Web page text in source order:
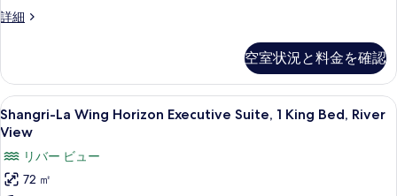
す
て
の
写
真
を
表
2
詳
細
す
て
の
写
真
を
表
詳細
Shangri-
1
King
Bed,
Balcony
詳
細
空室状況と料金を確認
Shangri-
La
Horizon
Executive
Shangri-La Wing Horizon Executive
6
Shangri-La Wing Horizon Executive Suite, 1 King Bed, River
View
リバー ビュー
72 ㎡